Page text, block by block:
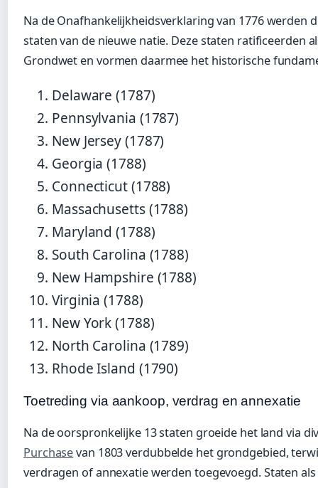
Na de Onafhankelijkheidsverklaring van 1776 werden
staten van de nieuwe natie. Deze staten ratificeerden
Grondwet en vormen daarmee het historische
Delaware (1787)
Pennsylvania (1787)
New Jersey (1787)
Georgia (1788)
Connecticut (1788)
Massachusetts (1788)
Maryland (1788)
South Carolina (1788)
New Hampshire (1788)
Virginia (1788)
New York (1788)
North Carolina (1789)
Rhode Island (1790)
Toetreding via aankoop, verdrag en annexatie
Na de oorspronkelijke 13 staten groeide het land via
Purchasevan 1803 verdubbelde het grondgebied,
verdragen of annexatie werden toegevoegd. Staten